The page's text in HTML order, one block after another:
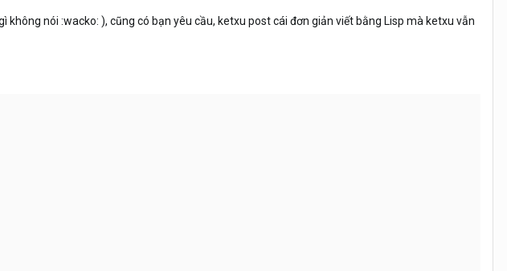
nói :wacko: ), cũng có bạn yêu cầu, ketxu post cái đơn giản viết bằng Lisp mà ketxu vẫn